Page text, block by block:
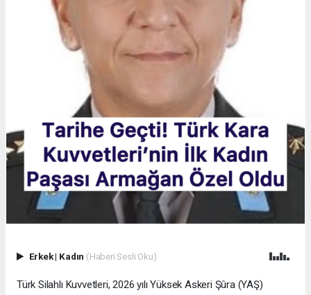
Erkek| Kadın (Haberi Sesli Oku)
Türk Silahlı Kuvvetleri, 2026 yılı Yüksek Askeri Şûra (YAŞ)